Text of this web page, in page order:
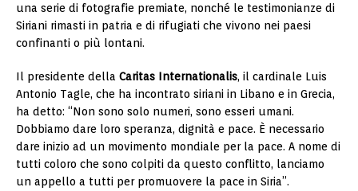
una serie di fotografie premiate, nonché le testimonianze di
Siriani rimasti in patria e di rifugiati che vivono nei paesi
confinanti o più lontani.
Il presidente della Caritas Internationalis, il cardinale Luis
Antonio Tagle, che ha incontrato siriani in Libano e in Grecia,
ha detto: “Non sono solo numeri, sono esseri umani.
Dobbiamo dare loro speranza, dignità e pace. È necessario
dare inizio ad un movimento mondiale per la pace. A nome di
tutti coloro che sono colpiti da questo conflitto, lanciamo
un appello a tutti per promuovere la pace in Siria”.